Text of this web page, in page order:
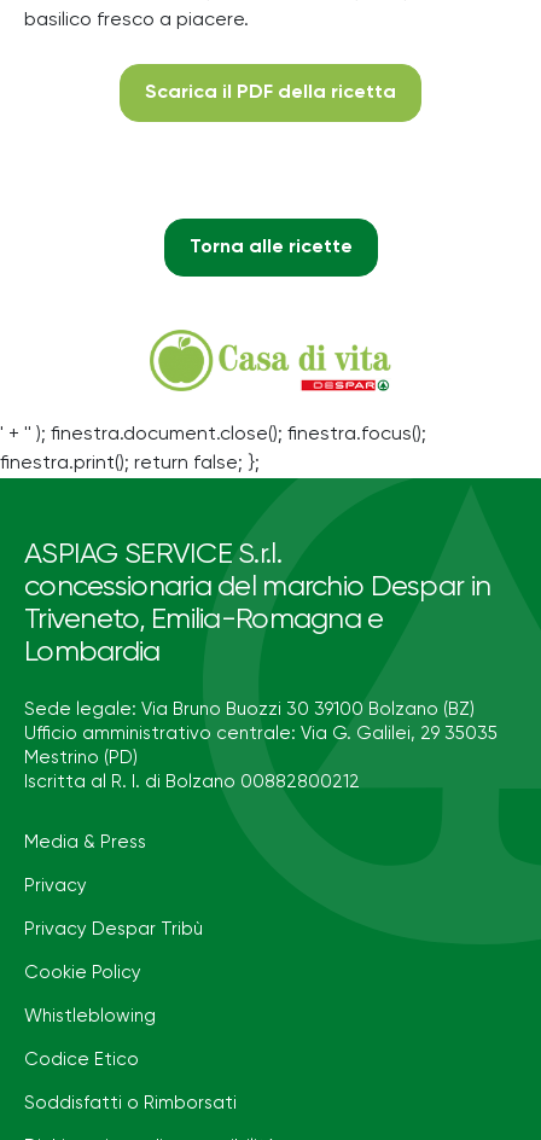
basilico fresco a piacere.
Scarica il PDF della ricetta
Torna alle ricette
' + '' ); finestra.document.close(); finestra.focus();
finestra.print(); return false; };
ASPIAG SERVICE S.r.l.
concessionaria del marchio Despar in
Triveneto, Emilia-Romagna e
Lombardia
Sede legale: Via Bruno Buozzi 30 39100 Bolzano (BZ)
Ufficio amministrativo centrale: Via G. Galilei, 29 35035
Mestrino (PD)
Iscritta al R. I. di Bolzano 00882800212
Media & Press
Privacy
Privacy Despar Tribù
Cookie Policy
Whistleblowing
Codice Etico
Soddisfatti o Rimborsati